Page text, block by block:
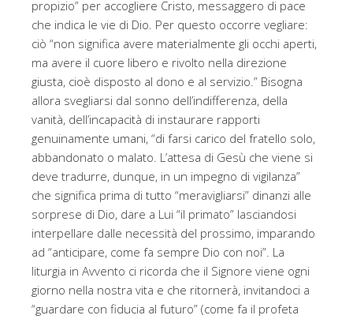
propizio” per accogliere Cristo, messaggero di pace
che indica le vie di Dio. Per questo occorre vegliare:
ciò “non significa avere materialmente gli occhi aperti,
ma avere il cuore libero e rivolto nella direzione
giusta, cioè disposto al dono e al servizio.” Bisogna
allora svegliarsi dal sonno dell’indifferenza, della
vanità, dell’incapacità di instaurare rapporti
genuinamente umani, “di farsi carico del fratello solo,
abbandonato o malato. L’attesa di Gesù che viene si
deve tradurre, dunque, in un impegno di vigilanza”
che significa prima di tutto “meravigliarsi” dinanzi alle
sorprese di Dio, dare a Lui “il primato” lasciandosi
interpellare dalle necessità del prossimo, imparando
ad “anticipare, come fa sempre Dio con noi”. La
liturgia in Avvento ci ricorda che il Signore viene ogni
giorno nella nostra vita e che ritornerà, invitandoci a
“guardare con fiducia al futuro” (come fa il profeta